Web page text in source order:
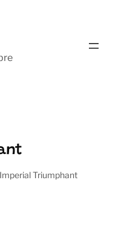
Imperial Triumphant